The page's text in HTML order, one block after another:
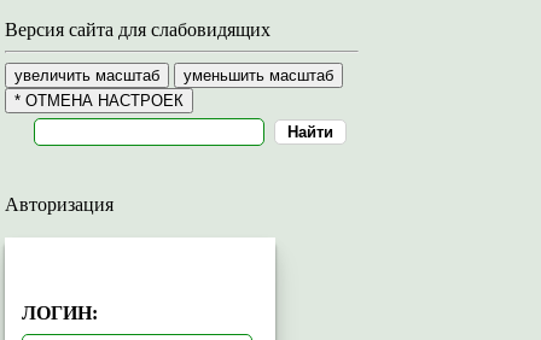
Версия сайта для слабовидящих
Авторизация
ЛОГИН: